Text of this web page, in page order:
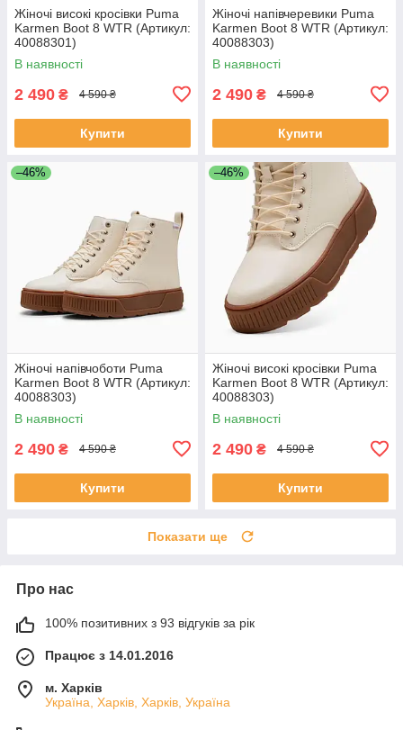
Жіночі високі кросівки Puma
Karmen Boot 8 WTR (Артикул:
40088301)
В наявності
2 490 ₴ 4 590 ₴
Купити
Жіночі напівчеревики Puma
Karmen Boot 8 WTR (Артикул:
40088303)
В наявності
2 490 ₴ 4 590 ₴
Купити
–46%
Жіночі напівчоботи Puma
Karmen Boot 8 WTR (Артикул:
40088303)
В наявності
2 490 ₴ 4 590 ₴
Купити
–46%
Жіночі високі кросівки Puma
Karmen Boot 8 WTR (Артикул:
40088303)
В наявності
2 490 ₴ 4 590 ₴
Купити
Показати ще
Про нас
100% позитивних з 93 відгуків за рік
Працює з 14.01.2016
м. Харків
Україна, Харків, Харків, Україна